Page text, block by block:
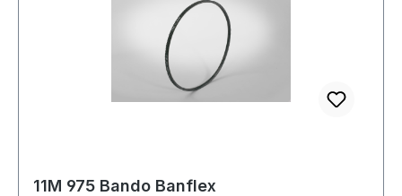
11M 975 Bando Banflex